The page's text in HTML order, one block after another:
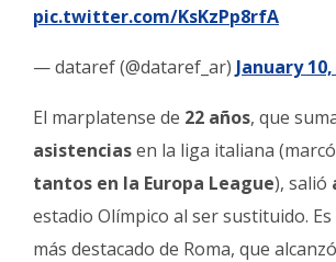
pic.twitter.com/KsKzPp8rfA
— dataref (@dataref_ar) January
El marplatense de 22 años, que
asistenciasen la liga italiana
tantos en la Europa League), salió
estadio Olímpico al ser sustituido.
más destacado de Roma, que